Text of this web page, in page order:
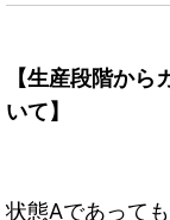
【生産段階か
いて】
状態Aであって